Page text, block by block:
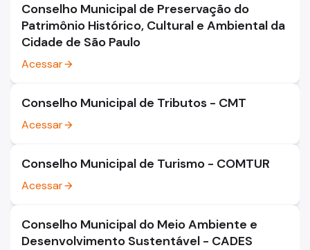
Conselho Municipal de Preservação do
Patrimônio Histórico, Cultural e Ambiental da
Cidade de São Paulo
Acessararrow_forward
Conselho Municipal de Tributos - CMT
Acessararrow_forward
Conselho Municipal de Turismo - COMTUR
Acessararrow_forward
Conselho Municipal do Meio Ambiente e
Desenvolvimento Sustentável - CADES